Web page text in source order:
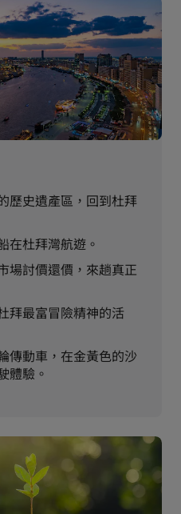
歷史遺產區，回到杜拜
在杜拜灣航遊。
場討價還價，來趟真正
拜最富冒險精神的活
傳動車，在金黃色的沙
體驗。